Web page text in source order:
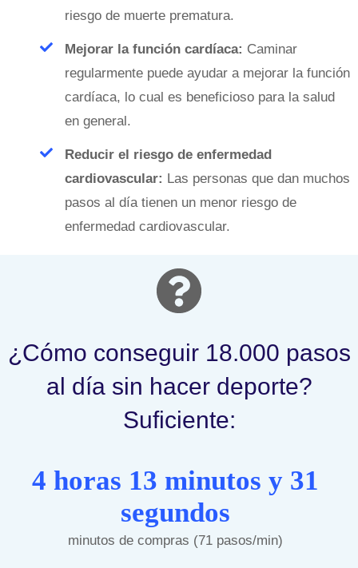
riesgo de muerte prematura.
Mejorar la función cardíaca: Caminar
regularmente puede ayudar a mejorar la función
cardíaca, lo cual es beneficioso para la salud
en general.
Reducir el riesgo de enfermedad
cardiovascular: Las personas que dan muchos
pasos al día tienen un menor riesgo de
enfermedad cardiovascular.
¿Cómo conseguir 18.000 pasos
al día sin hacer deporte?
Suficiente:
4 horas 13 minutos y 31
segundos
minutos de compras (71 pasos/min)